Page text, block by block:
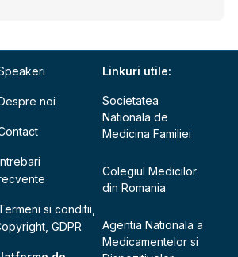
noi
si conditii,
GDPR
Linkuri utile:
Societatea
Nationala de
Medicina Familiei
Colegiul Medicilor
din Romania
Agentia Nationala a
Medicamentelor si